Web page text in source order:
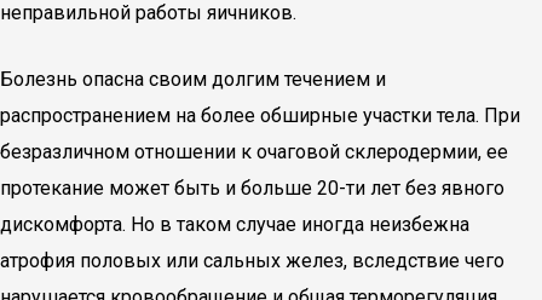
неправильной работы яичников.
Болезнь опасна своим долгим течением и
распространением на более обширные участки тела. При
безразличном отношении к очаговой склеродермии, ее
протекание может быть и больше 20-ти лет без явного
дискомфорта. Но в таком случае иногда неизбежна
атрофия половых или сальных желез, вследствие чего